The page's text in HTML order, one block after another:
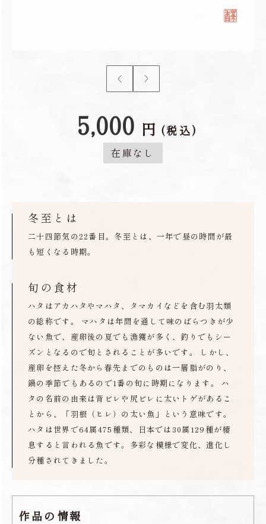
5,000 円 (税込)
在庫なし
冬至とは
二十四節気の22番目。冬至とは、一年で昼の時間が最
も短くなる時期。
旬の食材
ハタはアカハタやマハタ、タマカイなどを含む羽太類
の総称です。 マハタは年間を通して味のばらつきが少
ない魚で、産卵後の夏でも漁獲が多く、釣りでもシー
ズンとなるので旬とされることが多いです。 しかし、
産卵を控えた冬から春先までのものは一層脂がのり、
鍋の季節でもあるので1番の旬に時期になります。 ハ
タの名前の由来は背ビレや尻ビレに太いトゲがあるこ
とから、「羽根（ヒレ）の太い魚」という意味です。
ハタは世界で64属475種類、日本では30属129種が棲
息すると言われる魚です。多彩な模様で変化、進化し
分種されてきました。
作品の情報